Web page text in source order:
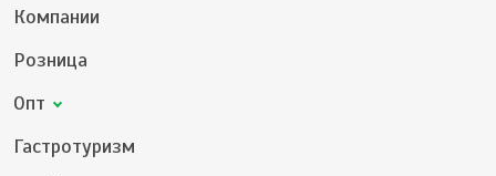
Компании
Розница
Опт
Гастротуризм